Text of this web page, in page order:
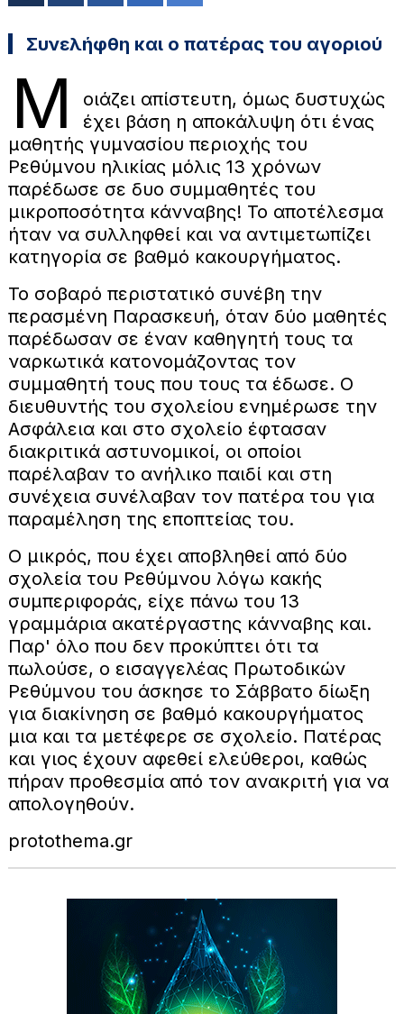
Συνελήφθη και ο πατέρας του αγοριού
Μ
οιάζει απίστευτη, όμως δυστυχώς
έχει βάση η αποκάλυψη ότι ένας
μαθητής γυμνασίου περιοχής του
Ρεθύμνου ηλικίας μόλις 13 χρόνων
παρέδωσε σε δυο συμμαθητές του
μικροποσότητα κάνναβης! Το αποτέλεσμα
ήταν να συλληφθεί και να αντιμετωπίζει
κατηγορία σε βαθμό κακουργήματος.
Το σοβαρό περιστατικό συνέβη την
περασμένη Παρασκευή, όταν δύο μαθητές
παρέδωσαν σε έναν καθηγητή τους τα
ναρκωτικά κατονομάζοντας τον
συμμαθητή τους που τους τα έδωσε. Ο
διευθυντής του σχολείου ενημέρωσε την
Ασφάλεια και στο σχολείο έφτασαν
διακριτικά αστυνομικοί, οι οποίοι
παρέλαβαν το ανήλικο παιδί και στη
συνέχεια συνέλαβαν τον πατέρα του για
παραμέληση της εποπτείας του.
Ο μικρός, που έχει αποβληθεί από δύο
σχολεία του Ρεθύμνου λόγω κακής
συμπεριφοράς, είχε πάνω του 13
γραμμάρια ακατέργαστης κάνναβης και.
Παρ' όλο που δεν προκύπτει ότι τα
πωλούσε, ο εισαγγελέας Πρωτοδικών
Ρεθύμνου του άσκησε το Σάββατο δίωξη
για διακίνηση σε βαθμό κακουργήματος
μια και τα μετέφερε σε σχολείο. Πατέρας
και γιος έχουν αφεθεί ελεύθεροι, καθώς
πήραν προθεσμία από τον ανακριτή για να
απολογηθούν.
protothema.gr